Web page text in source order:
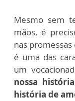
Mesmo sem
mãos, é
nas promessas
é uma das
um
nossa
história de